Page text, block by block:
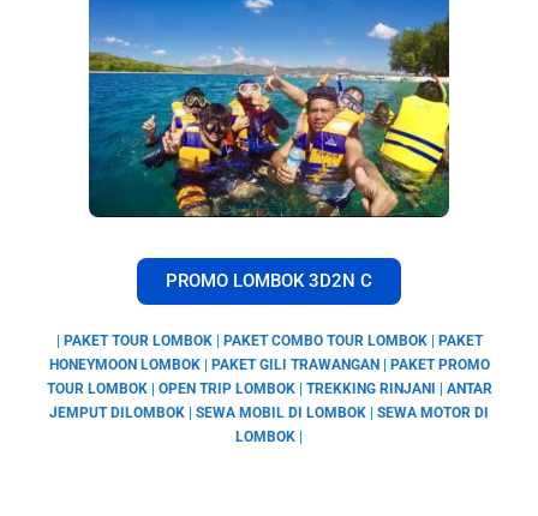
PROMO LOMBOK 3D2N C
PAKET TOUR LOMBOK| PAKET COMBO TOUR LOMBOK|
PAKET
HONEYMOON LOMBOK| PAKET GILI TRAWANGAN
PAKET PROMO
TOUR LOMBOK| OPEN TRIP LOMBOK| TREKKING RINJANI
ANTAR
JEMPUT DILOMBOK
SEWA MOBIL DI LOMBOK
SEWA MOTOR DI
LOMBOK